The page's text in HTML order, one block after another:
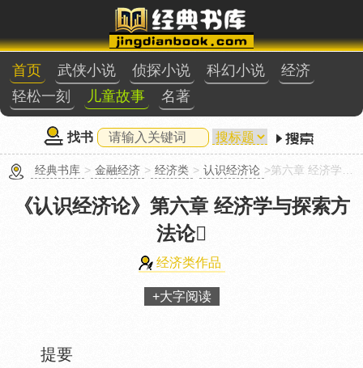
首页 武侠小说 侦探小说 科幻小说
经济
轻松一刻
儿童故事 名著
找书
经典书库 > 金融经济 > 经济类 > 认识经济论 >第六章 经济学与探索方法论
《认识经济论》 第六章 经济学与探索方
法论
经济类作品
+大字阅读
提要